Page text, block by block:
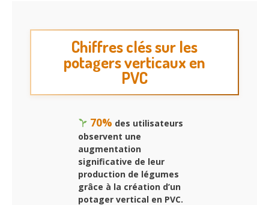
Chiffres clés sur les
potagers verticaux en
PVC
70% des utilisateurs
observent une
augmentation
significative de leur
production de légumes
grâce à la création d’un
potager vertical en PVC.